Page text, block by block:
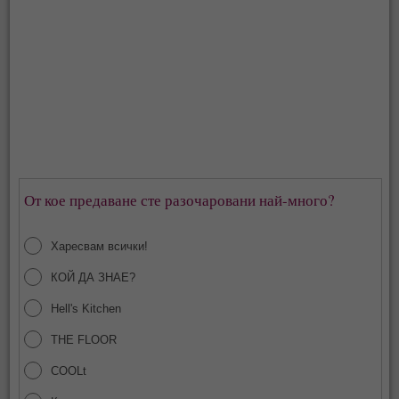
От кое предаване сте разочаровани най-много?
Харесвам всички!
КОЙ ДА ЗНАЕ?
Hell's Kitchen
THE FLOOR
COOLt